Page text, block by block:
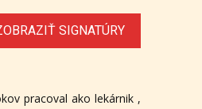
SIGNATÚRY
pracoval ako lekárnik ,